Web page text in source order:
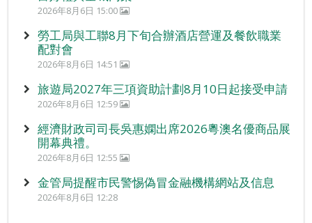
2026年8月6日 15:00
勞工局與工聯8月下旬合辦酒店營運及餐飲職業
配對會
2026年8月6日 14:51
旅遊局2027年三項資助計劃8月10日起接受申請
2026年8月6日 12:59
經濟財政司司長吳惠嫻出席2026粵澳名優商品展
開幕典禮。
2026年8月6日 12:55
金管局提醒市民警惕偽冒金融機構網站及信息
2026年8月6日 12:28